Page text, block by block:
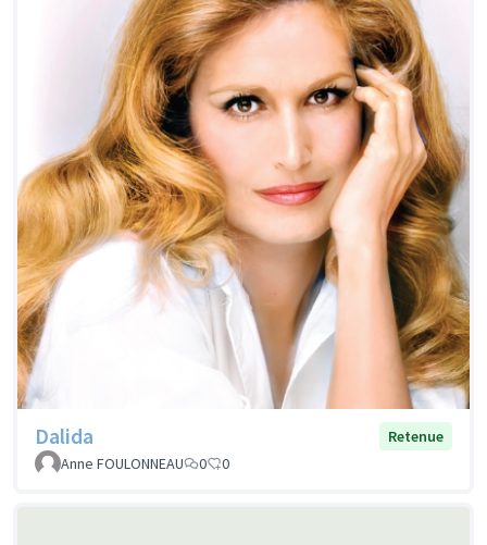
Dalida
Retenue
Anne FOULONNEAU
0 0